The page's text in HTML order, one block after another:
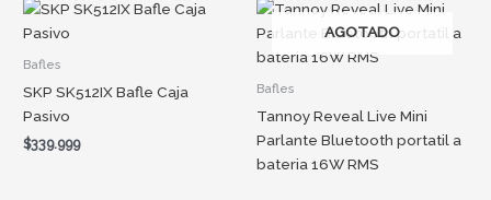
Bafles
SKP SK512IX Bafle Caja
Pasivo
$339.999
AGOTADO
Bafles
Tannoy Reveal Live Mini
Parlante Bluetooth portatil a
bateria 16W RMS